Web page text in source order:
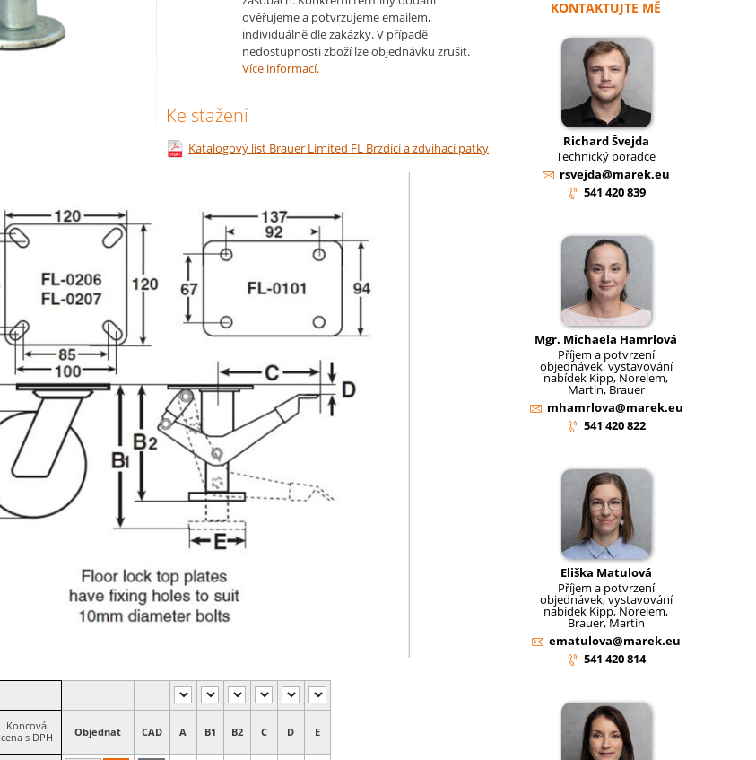
ověřujeme a potvrzujeme emailem,
individuálně dle zakázky. V případě
nedostupnosti zboží lze objednávku zrušit.
Více informací.
Ke stažení
Katalogový list Brauer Limited FL Brzdící a zdvihací patky
Koncová
cena s DPH
Objednat CAD A B1 B2 C D E
KONTAKTUJTE MĚ
Richard Švejda
Technický poradce
rsvejda@marek.eu
541 420 839
Mgr. Michaela Hamrlová
Příjem a potvrzení
objednávek, vystavování
nabídek Kipp, Norelem,
Martin, Brauer
mhamrlova@marek.eu
541 420 822
Eliška Matulová
Příjem a potvrzení
objednávek, vystavování
nabídek Kipp, Norelem,
Brauer, Martin
ematulova@marek.eu
541 420 814